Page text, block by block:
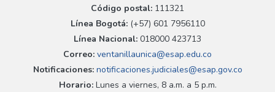
Código postal: 111321
Línea Bogotá:(+57) 601 7956110
Línea Nacional: 018000 423713
Correo: ventanillaunica@esap.edu.co
Notificaciones:notificaciones.judiciales@esap.gov.co
Horario:Lunes a viernes, 8 a.m. a 5 p.m.